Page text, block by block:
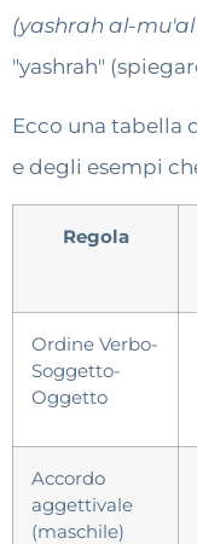
(yashrah al-
"yashrah"
Ecco una tabella
e degli esempi
Regola
Ordine Verbo-
Soggetto-
Oggetto
Accordo
aggettivale
(maschile)